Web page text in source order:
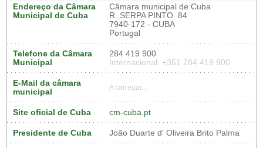
Endereço da Câmara
Municipal de Cuba
Câmara municipal de Cuba
R. SERPA PINTO. 84
7940-172 - CUBA
Portugal
Telefone da Câmara
Municipal
284 419 900
Internacional: +351 284 419 900
E-Mail da câmara
municipal
A carregar...
Site oficial de Cuba cm-cuba.pt
Presidente de Cuba João Duarte d' Oliveira Brito Palma